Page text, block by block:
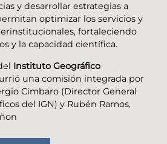
y desarrollar estrategias a
optimizar los servicios y
fortaleciendo
y la capacidad científica.
Instituto Geográfico
una comisión integrada por
Cimbaro (Director General
del IGN) y Rubén Ramos,